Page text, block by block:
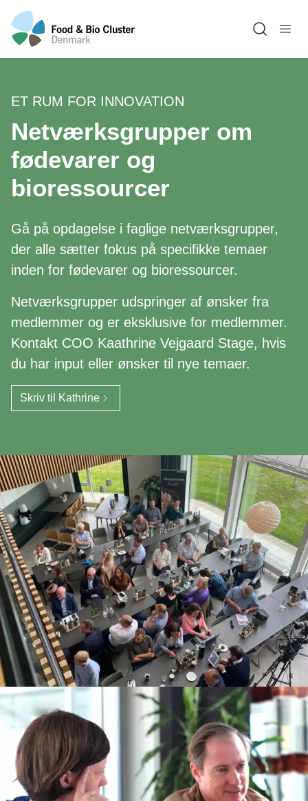
ET RUM FOR INNOVATION
Netværksgrupper om
fødevarer og
bioressourcer
Gå på opdagelse i faglige netværksgrupper,
der alle sætter fokus på specifikke temaer
inden for fødevarer og bioressourcer.
Netværksgrupper udspringer af ønsker fra
medlemmer og er eksklusive for medlemmer.
Kontakt COO Kaathrine Vejgaard Stage, hvis
du har input eller ønsker til nye temaer.
Skriv til Kathrine